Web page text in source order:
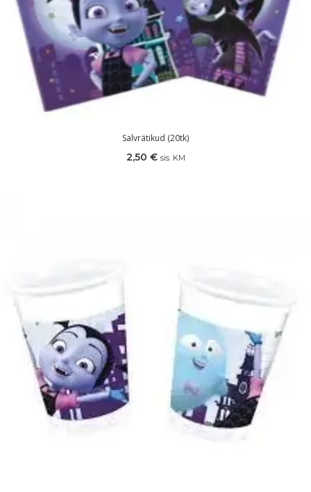
Salvrätikud (20tk)
2,50 € sis. KM